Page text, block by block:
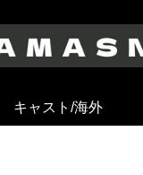
キャスト/海外